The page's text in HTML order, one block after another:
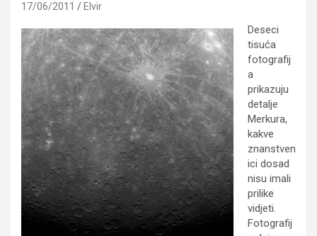
17/06/2011 Elvir
Deseci
tisuća
fotografij
a
prikazuju
detalje
Merkura,
kakve
znanstven
ici dosad
nisu imali
prilike
vidjeti.
Fotografij